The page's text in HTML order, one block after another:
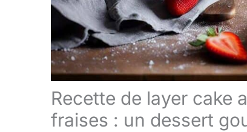
Recette de layer cake
fraises : un dessert